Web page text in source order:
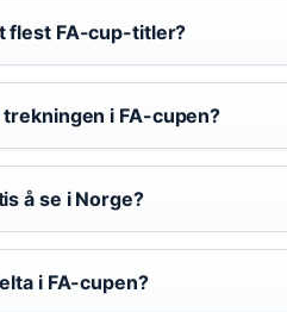
flest FA-cup-titler?
i FA-cupen?
å se i Norge?
i FA-cupen?